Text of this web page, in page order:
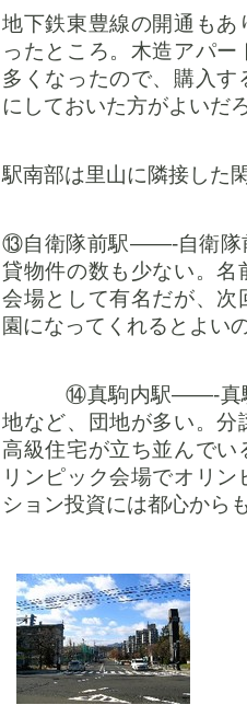
地下鉄東豊線の開通も
ったところ。木造アパ
多くなったので、購入
にしておいた方がよいだ
駅南部は里山に隣接した
⑬自衛隊前駅——-自衛隊
貸物件の数も少ない。
会場として有名だが、
園になってくれるとよい
⑭真駒内駅——-真
地など、団地が多い。
高級住宅が立ち並んで
リンピック会場でオリ
ション投資には都心から